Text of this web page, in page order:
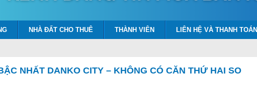
NHÀ ĐẤT CHO THUÊ THÀNH VIÊN LIÊN HỆ VÀ THANH TOÁN
NHẤT DANKO CITY – KHÔNG CÓ CĂN THỨ HAI SO